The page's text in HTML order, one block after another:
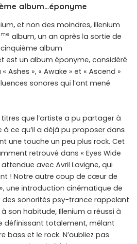
album…éponyme
et non des moindres, Illenium
album, un an après la sortie de
album
et est un album éponyme, considéré
Ashes », « Awake » et « Ascend »
sonores qui l’ont mené
titres que l’artiste a pu partager à
à ce qu’il a déjà pu proposer dans
une touche un peu plus rock. Cet
retrouvé dans « Eyes Wide
avec Avril Lavigne, qui
! Notre autre coup de cœur de
une introduction cinématique de
sonorités psy-trance rappelant
son habitude, Illenium a réussi à
définissant totalement, mêlant
bass et le rock. N’oubliez pas